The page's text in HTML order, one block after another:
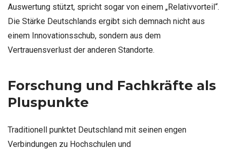
Auswertung stützt, spricht sogar von einem „Relativvorteil“.
Die Stärke Deutschlands ergibt sich demnach nicht aus
einem Innovationsschub, sondern aus dem
Vertrauensverlust der anderen Standorte.
Forschung und Fachkräfte als
Pluspunkte
Traditionell punktet Deutschland mit seinen engen
Verbindungen zu Hochschulen und